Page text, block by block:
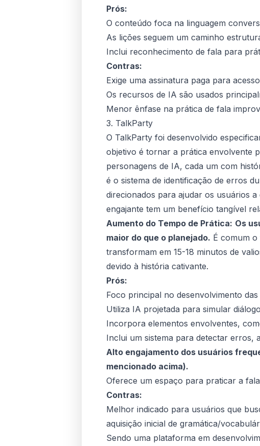
Prós:
O conteúdo foca na linguagem
As lições seguem um caminho
Inclui reconhecimento de fala para
Contras:
Exige uma assinatura paga para
Os recursos de IA são usados
Menor ênfase na prática de fala
3. TalkParty
O TalkParty foi desenvolvido
objetivo é tornar a prática envolvente
personagens de IA, cada um com
é o sistema de identificação de erros
direcionados para ajudar os usuários
engajante tem um benefício tangível
Aumento do Tempo de Prática: Os
maior do que o planejado. É comum o
transformam em 15-18 minutos de
devido à história cativante.
Prós:
Foco principal no desenvolvimento
Utiliza IA projetada para simular
Incorpora elementos envolventes,
Inclui um sistema para detectar
Alto engajamento dos usuários
mencionado acima).
Oferece um espaço para praticar a
Contras:
Melhor indicado para usuários que
aquisição inicial de gramática/
Sendo uma plataforma em